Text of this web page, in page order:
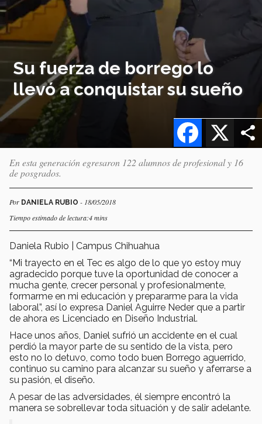
Su fuerza de borrego lo
llevó a conquistar su sueño
X
Facebook
En esta generación egresaron 122 alumnos de profesional y 16
de posgrados.
Por DANIELA RUBIO - 18/05/2018
Tiempo estimado de lectura:4 mins
Daniela Rubio | Campus Chihuahua
“Mi trayecto en el Tec es algo de lo que yo estoy muy
agradecido porque tuve la oportunidad de conocer a
mucha gente, crecer personal y profesionalmente,
formarme en mi educación y prepararme para la vida
laboral”, así lo expresa Daniel Aguirre Neder que a partir
de ahora es Licenciado en Diseño Industrial.
Hace unos años, Daniel sufrió un accidente en el cual
perdió la mayor parte de su sentido de la vista, pero
esto no lo detuvo, como todo buen Borrego aguerrido,
continuo su camino para alcanzar su sueño y aferrarse a
su pasión, el diseño.
A pesar de las adversidades, él siempre encontró la
manera se sobrellevar toda situación y de salir adelante.